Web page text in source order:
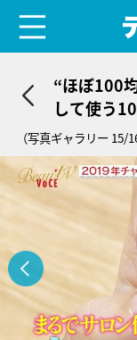
“ほぼ100
して使う
（写真ギャラリー 15/16